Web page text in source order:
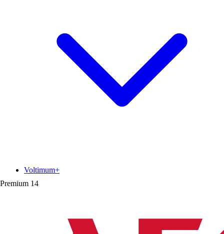
Premium 14
Voltimum+